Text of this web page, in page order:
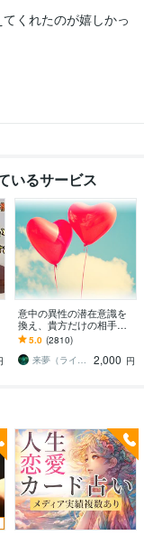
くれたのが嬉しかっ
いるサービス
意中の異性の潜在意識を
換え、貴方だけの相手に
します 意中の相手に狂っ
たように愛されたい、関
係を改善したいあなたへ
5.0 (2810)
来夢（ライム）
2,000 円